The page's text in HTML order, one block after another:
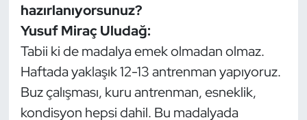
hazırlanıyorsunuz?
Yusuf Miraç Uludağ:
Tabii ki de madalya emek olmadan olmaz.
Haftada yaklaşık 12-13 antrenman yapıyoruz.
Buz çalışması, kuru antrenman, esneklik,
kondisyon hepsi dahil. Bu madalyada
Yüzme